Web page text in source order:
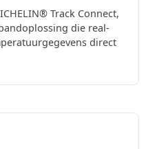
Track Connect,
die real-
direct